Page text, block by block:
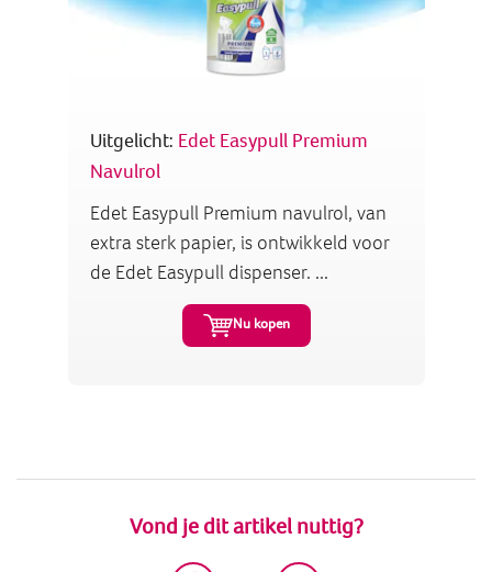
Uitgelicht: Edet Easypull Premium
Navulrol
Edet Easypull Premium navulrol, van
extra sterk papier, is ontwikkeld voor
de Edet Easypull dispenser. ...
Nu kopen
Vond je dit artikel nuttig?